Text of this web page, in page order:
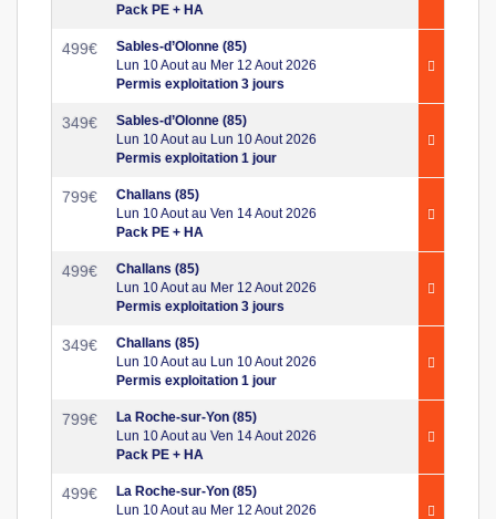
Pack PE + HA
499€
Sables-d’Olonne (85)
Lun 10 Aout au Mer 12 Aout 2026
Permis exploitation 3 jours
349€
Sables-d’Olonne (85)
Lun 10 Aout au Lun 10 Aout 2026
Permis exploitation 1 jour
799€
Challans (85)
Lun 10 Aout au Ven 14 Aout 2026
Pack PE + HA
499€
Challans (85)
Lun 10 Aout au Mer 12 Aout 2026
Permis exploitation 3 jours
349€
Challans (85)
Lun 10 Aout au Lun 10 Aout 2026
Permis exploitation 1 jour
799€
La Roche-sur-Yon (85)
Lun 10 Aout au Ven 14 Aout 2026
Pack PE + HA
499€
La Roche-sur-Yon (85)
Lun 10 Aout au Mer 12 Aout 2026